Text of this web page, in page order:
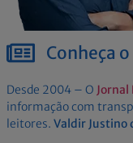
Conheça
Desde 2004 – O Jornal
informação com
leitores. Valdir Justino